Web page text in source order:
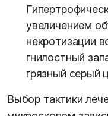
увеличением
некротизации
гнилостный
грязный серый
Выбор тактики